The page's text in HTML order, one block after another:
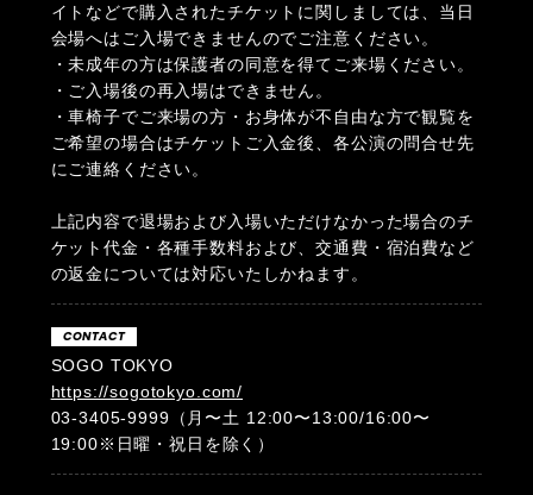
イトなどで購入されたチケットに関しましては、当日
会場へはご入場できませんのでご注意ください。
・未成年の方は保護者の同意を得てご来場ください。
・ご入場後の再入場はできません。
・車椅子でご来場の方・お身体が不自由な方で観覧を
ご希望の場合はチケットご入金後、各公演の問合せ先
にご連絡ください。
上記内容で退場および入場いただけなかった場合のチ
ケット代金・各種手数料および、交通費・宿泊費など
の返金については対応いたしかねます。
CONTACT
SOGO TOKYO
https://sogotokyo.com/
03-3405-9999（月〜土 12:00〜13:00/16:00〜
19:00※日曜・祝日を除く）